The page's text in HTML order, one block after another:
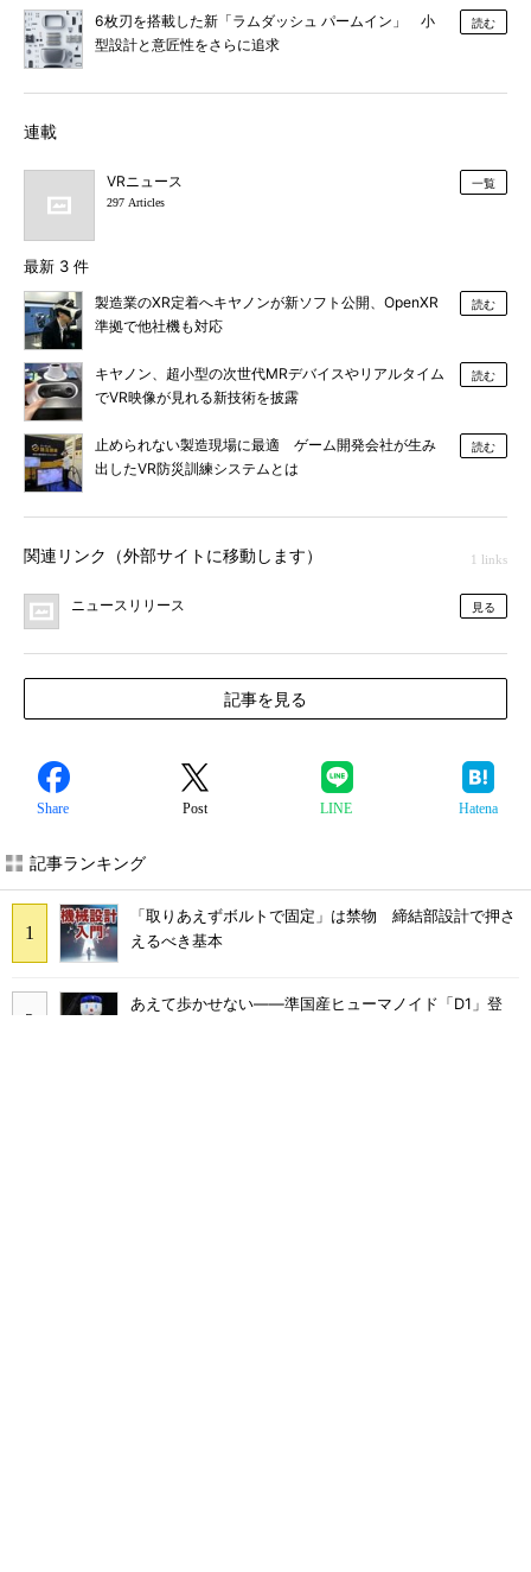
6枚刃を搭載した新「ラムダッシュ パームイン」 小
型設計と意匠性をさらに追求
読む
連載
VRニュース
297 Articles
一覧
最新 3 件
製造業のXR定着へキヤノンが新ソフト公開、OpenXR
準拠で他社機も対応
読む
キヤノン、超小型の次世代MRデバイスやリアルタイム
でVR映像が見れる新技術を披露
読む
止められない製造現場に最適 ゲーム開発会社が生み
出したVR防災訓練システムとは
読む
関連リンク（外部サイトに移動します） 1 links
ニュースリリース 見る
記事を見る
Share Post LINE Hatena
記事ランキング
「取りあえずボルトで固定」は禁物 締結部設計で押さ
えるべき基本
あえて歩かせない――準国産ヒューマノイド「D1」登